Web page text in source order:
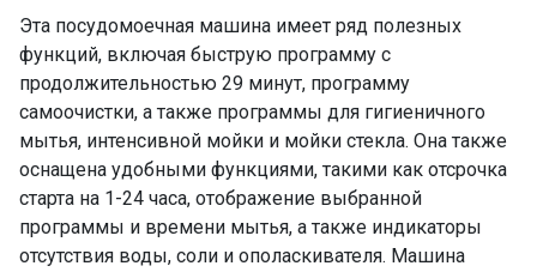
Эта посудомоечная машина имеет ряд полезных
функций, включая быструю программу с
продолжительностью 29 минут, программу
самоочистки, а также программы для гигиеничного
мытья, интенсивной мойки и мойки стекла. Она также
оснащена удобными функциями, такими как отсрочка
старта на 1-24 часа, отображение выбранной
программы и времени мытья, а также индикаторы
отсутствия воды, соли и ополаскивателя. Машина